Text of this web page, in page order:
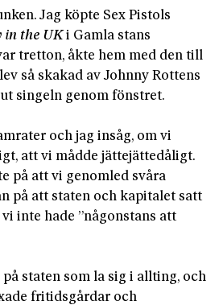
Jag köpte Sex Pistols
in the UK i Gamla stans
tretton, åkte hem med den till
så skakad av Johnny Rottens
singeln genom fönstret.
och jag insåg, om vi
att vi mådde jättejättedåligt.
på att vi genomled svåra
på att staten och kapitalet satt
inte hade ”någonstans att
staten som la sig i allting, och
fritidsgårdar och